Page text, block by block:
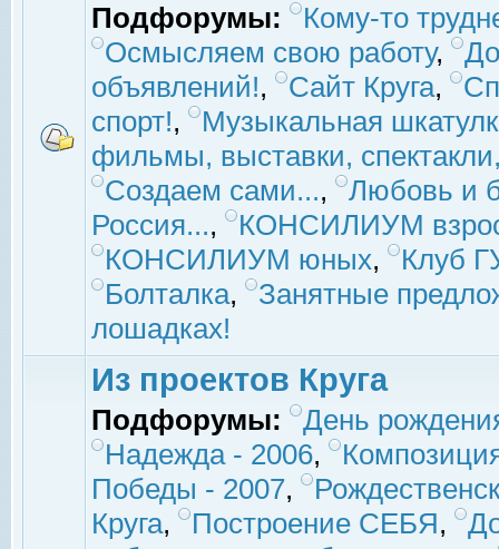
Подфорумы:
Кому-то
Осмысляем свою работу,
объявлений!, Сайт Круга,
спорт!,
Музыкальная
фильмы, выставки,
Создаем сами...,
Любовь и
Россия...,
КОНСИЛИУМ
КОНСИЛИУМ юных,
Клуб
Болталка,
Занятные
лошадках!
Из проектов Круга
Подфорумы:
День
Надежда - 2006,
Победы - 2007,
Круга, Построение СЕБЯ,